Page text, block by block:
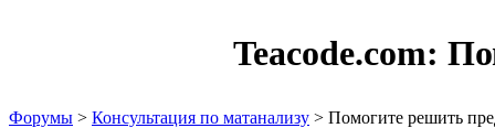
Teacode.com:
Форумы > Консультация по матанализу > Помогите решить